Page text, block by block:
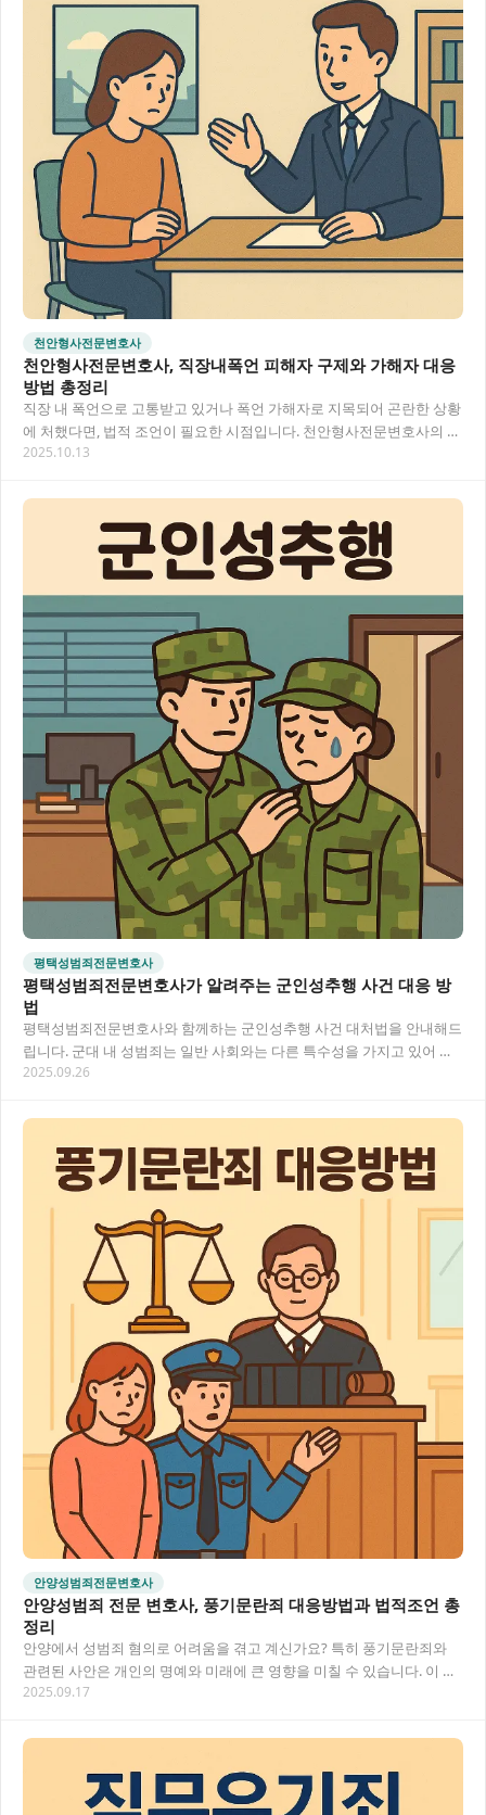
천안형사전문변호사
천안형사전문변호사, 직장내폭언 피해자 구제와 가해자 대응
방법 총정리
직장 내 폭언으로 고통받고 있거나 폭언 가해자로 지목되어 곤란한 상황
에 처했다면, 법적 조언이 필요한 시점입니다. 천안형사전문변호사의 도
움으로 직장내폭언 문제를 해결하고 근로환경을…
2025.10.13
평택성범죄전문변호사
평택성범죄전문변호사가 알려주는 군인성추행 사건 대응 방
법
평택성범죄전문변호사와 함께하는 군인성추행 사건 대처법을 안내해드
립니다. 군대 내 성범죄는 일반 사회와는 다른 특수성을 가지고 있어 전
문적인 대응이 필요합니다. 피해자와 가해자 모두…
2025.09.26
안양성범죄전문변호사
안양성범죄 전문 변호사, 풍기문란죄 대응방법과 법적조언 총
정리
안양에서 성범죄 혐의로 어려움을 겪고 계신가요? 특히 풍기문란죄와
관련된 사안은 개인의 명예와 미래에 큰 영향을 미칠 수 있습니다. 이 글
에서는 안양성범죄 전문 변호사가 알려드리는…
2025.09.17